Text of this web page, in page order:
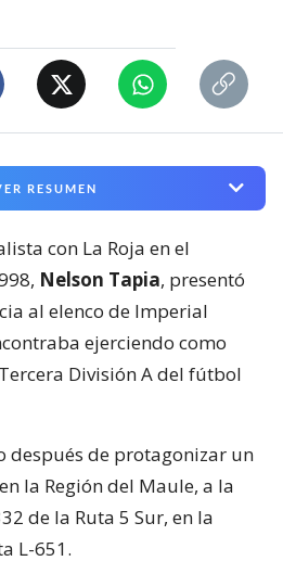
RESUMEN
con La Roja en el
Nelson Tapia, presentó
al elenco de Imperial
ejerciendo como
División A del fútbol
después de protagonizar un
la Región del Maule, a la
de la Ruta 5 Sur, en la
L-651.